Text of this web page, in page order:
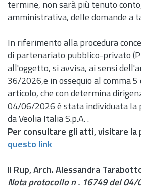
termine, non sarà più tenuto
amministrativa, delle domande a
In riferimento alla procedura
di partenariato pubblico-privato
all'oggetto, si avvisa, ai sensi dell'
36/2026,e in ossequio al comma 5
articolo, che con determina
04/06/2026 è stata individuata la
da Veolia Italia S.p.A. .
Per consultare gli atti, visitare la
questo link
Il Rup, Arch. Alessandra
Nota protocollo n. 16749 del 04/